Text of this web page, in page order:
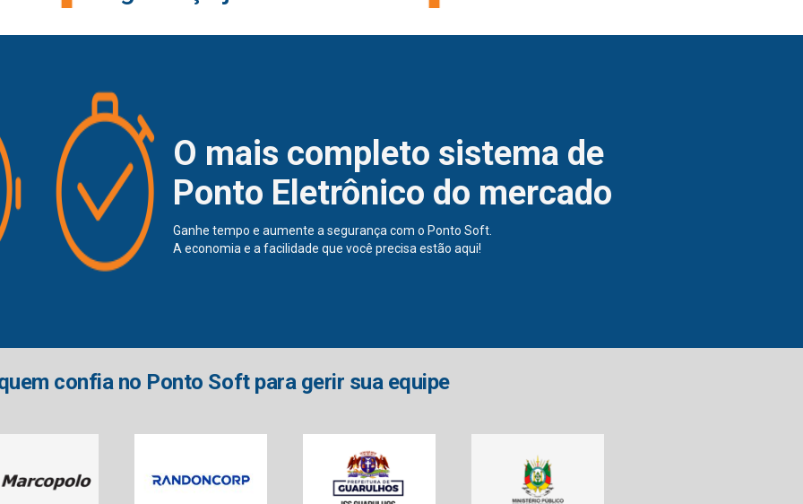
O mais completo sistema de
Ponto Eletrônico do mercado
Ganhe tempo e aumente a segurança com o Ponto Soft.
A economia e a facilidade que você precisa estão aqui!
confia no Ponto Soft para gerir sua equipe